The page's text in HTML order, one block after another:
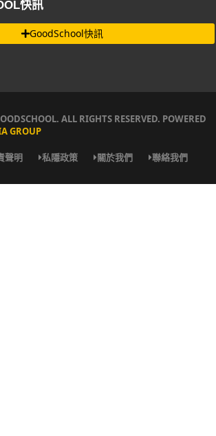
快訊
GoodSchool快訊
ALL RIGHTS RESERVED. POWERED
GROUP
聲明 私隱政策 關於我們 聯絡我們